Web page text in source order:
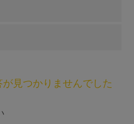
見つかりませんでした